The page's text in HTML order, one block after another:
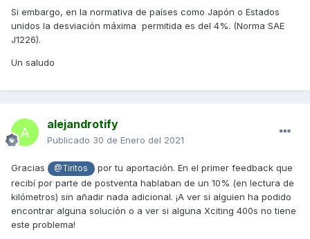
Si embargo, en la normativa de países como Japón o Estados
unidos la desviación máxima permitida es del 4%. (Norma SAE
J1226).
Un saludo
alejandrotify
Publicado 30 de Enero del 2021
Gracias @Tiritos
por tu aportación. En el primer feedback que
recibí por parte de postventa hablaban de un 10% (en lectura de
kilómetros) sin añadir nada adicional. ¡A ver si alguien ha podido
encontrar alguna solución o a ver si alguna Xciting 400s no tiene
este problema!